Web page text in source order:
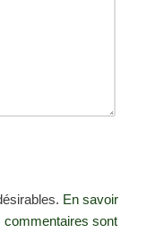
En savoir
commentaires sont